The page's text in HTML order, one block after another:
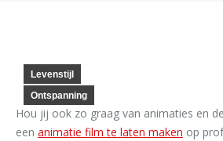
Levenstijl
Ontspanning
Hou jij ook zo graag van animaties en
een animatie film te laten maken op